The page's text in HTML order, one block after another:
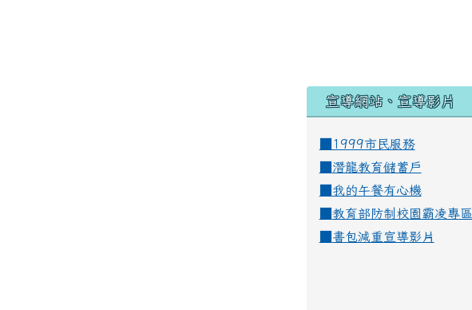
宣導網站、宣導影片
■1999市民服務
潛龍教育儲蓄戶
我的午餐有心機
教育部防制校園霸凌專區
書包減重宣導影片